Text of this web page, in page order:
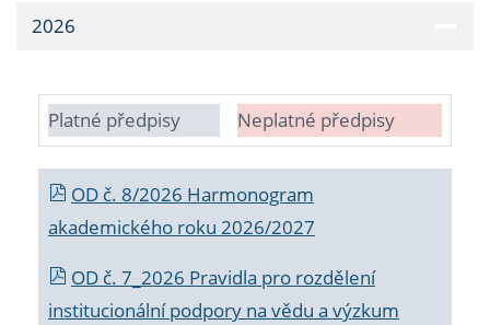
2026
Platné předpisy Neplatné předpisy
OD č. 8/2026 Harmonogram
akademického roku 2026/2027
OD č. 7_2026 Pravidla pro rozdělení
institucionální podpory na vědu a výzkum